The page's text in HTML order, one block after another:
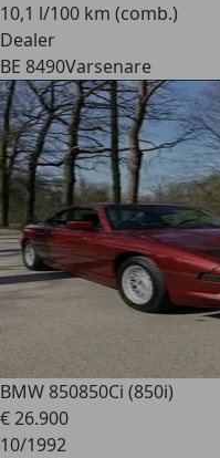
10,1 l/100 km (comb.)
Dealer
BE 8490Varsenare
BMW 850850Ci (850i)
€ 26.900
10/1992